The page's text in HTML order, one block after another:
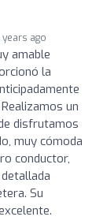
years ago
amable
la
un
disfrutamos
muy cómoda
conductor,
Su